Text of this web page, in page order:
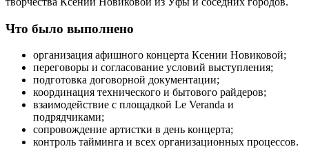
Что было выполнено
организация афишного концерта Ксении Новиковой;
переговоры и согласование условий выступления;
подготовка договорной документации;
координация технического и бытового райдеров;
взаимодействие с площадкой Le Veranda и
подрядчиками;
сопровождение артистки в день концерта;
контроль тайминга и всех организационных процессов.